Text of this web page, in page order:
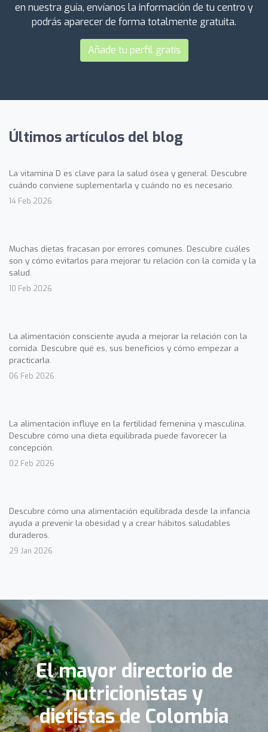
en nuestra guía, envíanos la información de tu centro y
podrás aparecer de forma totalmente gratuita.
Añade tu perfil gratis
Últimos artículos del blog
La vitamina D es clave para la salud ósea y general. Descubre
cuándo conviene suplementarla y cuándo no es necesario.
14 Feb 2026
Muchas dietas fracasan por errores comunes. Descubre cuáles
son y cómo evitarlos para mejorar tu relación con la comida y la
salud.
10 Feb 2026
La alimentación consciente ayuda a mejorar la relación con la
comida. Descubre qué es, sus beneficios y cómo empezar a
practicarla.
06 Feb 2026
La alimentación influye en la fertilidad femenina y masculina.
Descubre cómo una dieta equilibrada puede favorecer la
concepción.
02 Feb 2026
Descubre cómo una alimentación equilibrada desde la infancia
ayuda a prevenir la obesidad y a crear hábitos saludables
duraderos.
29 Jan 2026
El mayor directorio de
nutricionistas y
dietistas de Colombia